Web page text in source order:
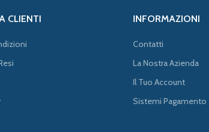
CLIENTI INFORMAZIONI
Contatti
La Nostra Azienda
Il Tuo Account
Sistemi Pagamento